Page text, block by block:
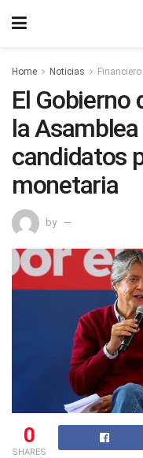
Home Noticias Financiero
El Gobierno
la
candidatos
monetaria
by
0
SHARES